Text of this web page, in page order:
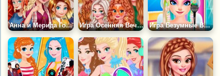
Анна и Мерида Готовятся к Осени Игра Осенняя Вечеринка Принцесс Игра Безумные Выходные Принцесс Диснея